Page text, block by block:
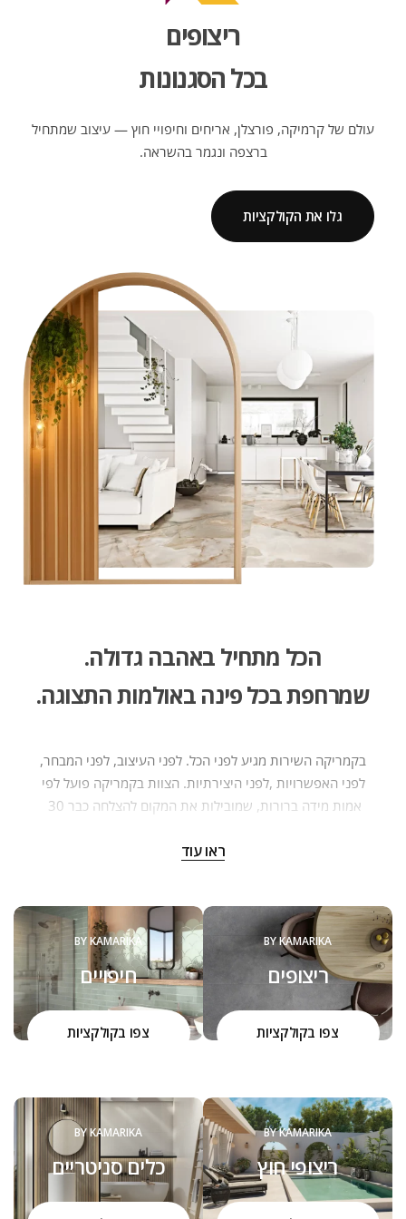
ריצופים
בכל הסגנונות
עולם של קרמיקה, פורצלן, אריחים וחיפויי חוץ — עיצוב שמתחיל
ברצפה ונגמר בהשראה.
גלו את הקולקציות
הכל מתחיל באהבה גדולה​.
שמרחפת בכל פינה באולמות התצוגה.
בקמריקה‭ ‬השירות‭
‬אמות‭ ‬מידה‭ ‬ברורות,‭‬‭ ‬שמובילות‭ ‬את‭ ‬המקום‭ ‬להצלחה‭ ‬כבר‭ ‬30 ‭
הכל מתחיל באהבה גדולה שמושרשת במקום מהמשפחה. צוות
קמריקה שמח להיות קשוב לצרכים שלכם ולהעניק כל פעם מחדש
הסבר על איכות המוצרים, ההבדל בינהם והיכולת להתאים ולחבר
בין הסגנונות, העיצובים והמוצרים.
הדרך שלנו היא חלק בלתי נפרד מהערכים שלנו כחברה, כאנשים,
כמשפחה.
ראו עוד
BY KAMARIKA
ריצופים
צפו בקולקציות
BY KAMARIKA
חיפויים
צפו בקולקציות
BY KAMARIKA
ריצופי חוץ
BY KAMARIKA
כלים סניטריים